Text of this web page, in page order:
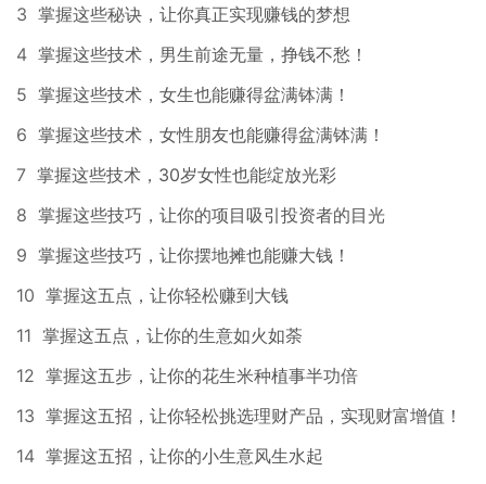
3 掌握这些秘诀，让你真正实现赚钱的梦想
4 掌握这些技术，男生前途无量，挣钱不愁！
5 掌握这些技术，女生也能赚得盆满钵满！
6 掌握这些技术，女性朋友也能赚得盆满钵满！
7 掌握这些技术，30岁女性也能绽放光彩
8 掌握这些技巧，让你的项目吸引投资者的目光
9 掌握这些技巧，让你摆地摊也能赚大钱！
10 掌握这五点，让你轻松赚到大钱
11 掌握这五点，让你的生意如火如荼
12 掌握这五步，让你的花生米种植事半功倍
13 掌握这五招，让你轻松挑选理财产品，实现财富增值！
14 掌握这五招，让你的小生意风生水起